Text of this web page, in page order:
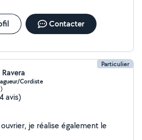
Contacter
Particulier
Cordiste
avis)
je réalise également le